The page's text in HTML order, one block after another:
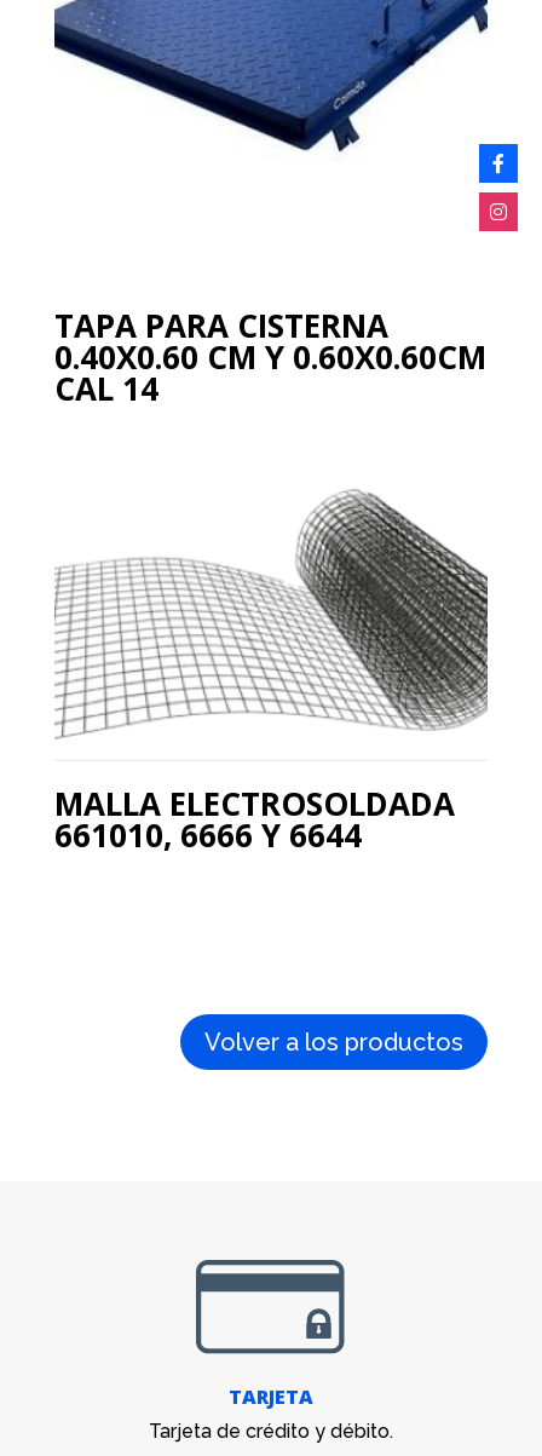
TAPA PARA CISTERNA
0.40X0.60 CM Y 0.60X0.60CM
CAL 14
MALLA ELECTROSOLDADA
661010, 6666 Y 6644
Volver a los productos
TARJETA
Tarjeta de crédito y débito.